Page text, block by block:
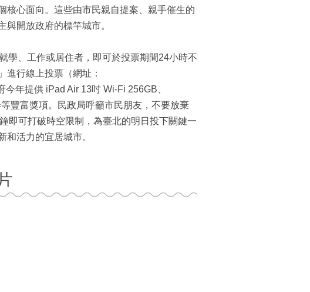
核心面向。這些由市民親自提案、親手催生的
開放政府的標竿城市。
學、工作或居住者，即可於投票期間24小時不
進行線上投票（網址：
年提供 iPad Air 13吋 Wi-Fi 256GB、
豐富獎項。民政局呼籲市民朋友，不要放棄
即可打破時空限制，為臺北的明日投下關鍵一
和活力的宜居城市。